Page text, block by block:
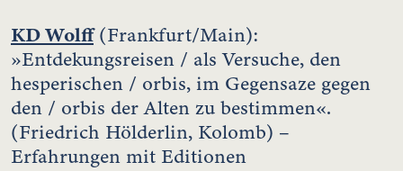
KD Wolff(Frankfurt/Main):
»Entdekungsreisen / als Versuche, den
hesperischen / orbis, im Gegensaze gegen
den / orbis der Alten zu bestimmen«.
(Friedrich Hölderlin, Kolomb) –
Erfahrungen mit Editionen